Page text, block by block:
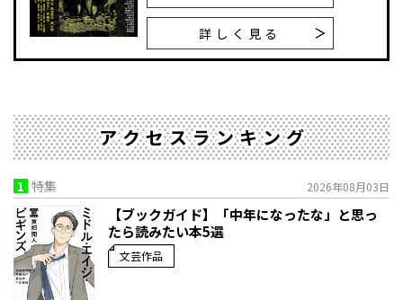
詳しく見る
アクセスランキング
1 特集 2026年08月03日
【ブックガイド】「中年になったな」と思っ
たら読みたい本5選
文芸作品